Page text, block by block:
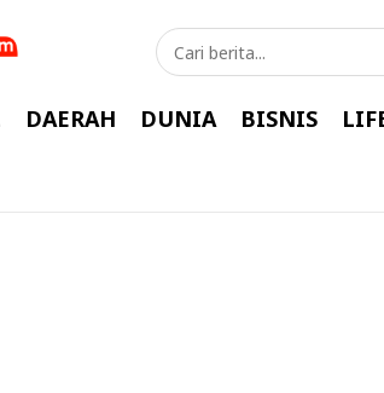
DAERAH DUNIA BISNIS